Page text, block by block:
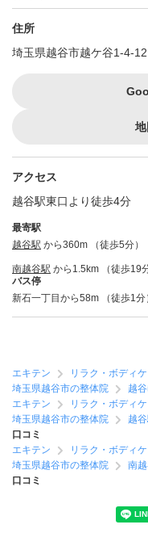
住所
埼玉県越谷市越ケ谷1-4-12
アクセス
越谷駅東口より徒歩4分
最寄駅
越谷駅 から360m （徒歩5分）
南越谷駅 から1.5km （徒歩19分
バス停
新石一丁目から58m （徒歩1分
エキテン リラク・ボディ
埼玉県越谷市の整体院
越
エキテン
リラク・ボディ
埼玉県越谷市の整体院
越
口コミ
エキテン
リラク・ボディ
埼玉県越谷市の整体院
南
口コミ